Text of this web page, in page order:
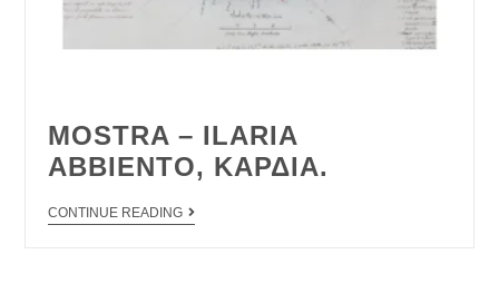
MOSTRA – ILARIA
ABBIENTO, ΚΑΡΔΙΑ.
CONTINUE READING